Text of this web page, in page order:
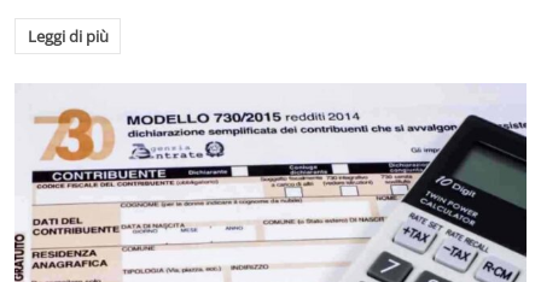
Leggi di più